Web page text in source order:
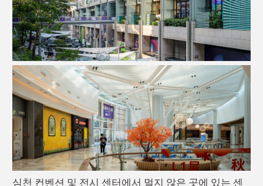
심천 컨벤션 및 전시 센터에서 멀지 않은 곳에 있는 센